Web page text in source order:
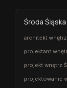
Środa Śląska
architekt wnętrz
projektant
projekt wnętrz
projektowanie